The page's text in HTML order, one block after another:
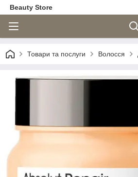
Beauty Store
Товари та послуги Волосся